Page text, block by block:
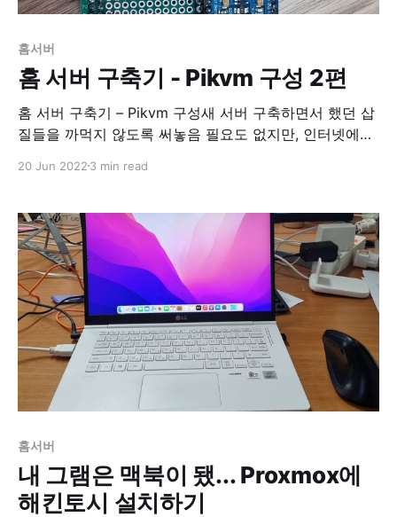
홈서버
홈 서버 구축기 - Pikvm 구성 2편
홈 서버 구축기 – Pikvm 구성새 서버 구축하면서 했던 삽
질들을 까먹지 않도록 써놓음 필요도 없지만, 인터넷에서
했다. 업데이트 후 reboot 하는 부분이 있었다. 아무 생각
는 거다. 뭔가 문제가 생겼다. 당장 집으로 달려가서 서버
를 되살리고 싶었다. 그런데 그날
20 Jun 2022 3 min read
홈서버
내 그램은 맥북이 됐... Proxmox에
해킨토시 설치하기